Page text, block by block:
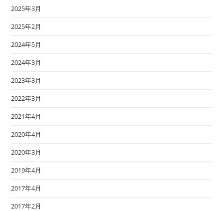
2025年3月
2025年2月
2024年5月
2024年3月
2023年3月
2022年3月
2021年4月
2020年4月
2020年3月
2019年4月
2017年4月
2017年2月